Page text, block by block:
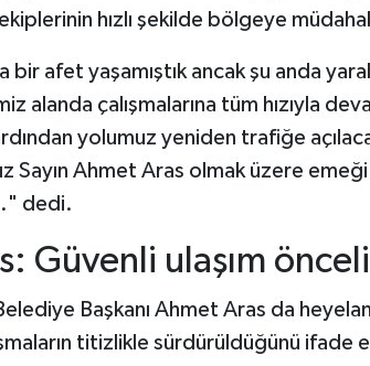
hızlı şekilde bölgeye
bir afet yaşamıştık ancak şu anda
alanda çalışmalarına tüm hızıyla
yolumuz yeniden trafiğe
Sayın Ahmet Aras olmak üzere
dedi.
Güvenli ulaşım
Başkanı Ahmet Aras da
titizlikle sürdürüldüğünü ifade